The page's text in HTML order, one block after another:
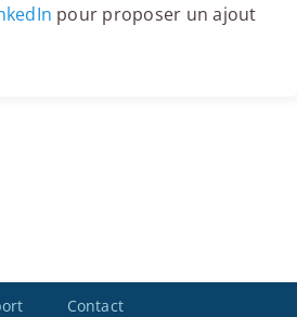
pour proposer un ajout
Contact